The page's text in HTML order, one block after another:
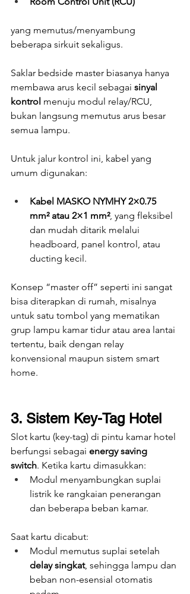
yang memutus/menyambung
beberapa sirkuit sekaligus.
Saklar bedside master biasanya hanya
membawa arus kecil sebagai sinyal
kontrol menuju modul relay/RCU,
bukan langsung memutus arus besar
semua lampu.
Untuk jalur kontrol ini, kabel yang
umum digunakan:
Kabel MASKO NYMHY 2×0.75
mm² atau 2×1 mm², yang fleksibel
dan mudah ditarik melalui
headboard, panel kontrol, atau
ducting kecil.
Konsep “master off” seperti ini sangat
bisa diterapkan di rumah, misalnya
untuk satu tombol yang mematikan
grup lampu kamar tidur atau area lantai
tertentu, baik dengan relay
konvensional maupun sistem smart
home.
3. Sistem Key-Tag Hotel
Slot kartu (key-tag) di pintu kamar hotel
berfungsi sebagai energy saving
switch. Ketika kartu dimasukkan:
Modul menyambungkan suplai
listrik ke rangkaian penerangan
dan beberapa beban kamar.
Saat kartu dicabut:
Modul memutus suplai setelah
delay singkat, sehingga lampu dan
beban non-esensial otomatis